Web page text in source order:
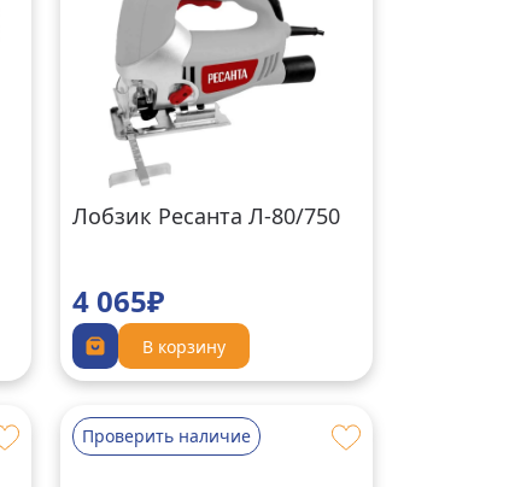
Лобзик Ресанта Л-80/750
4 065₽
В корзину
Проверить наличие